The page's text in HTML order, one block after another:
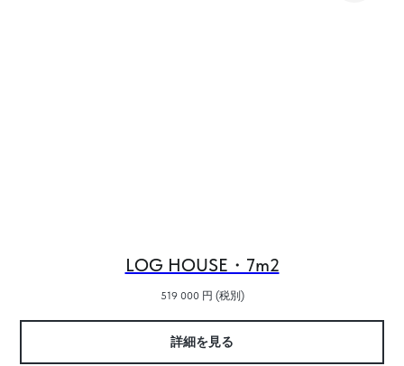
LOG HOUSE・7m2
519 000 円 (税別)
詳細を見る